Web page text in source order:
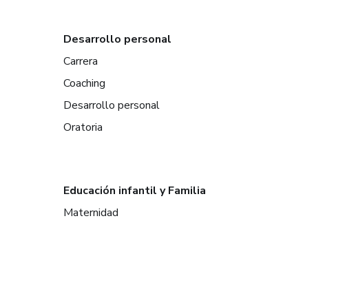
Desarrollo personal
Carrera
Coaching
Desarrollo personal
Oratoria
Educación infantil y Familia
Maternidad